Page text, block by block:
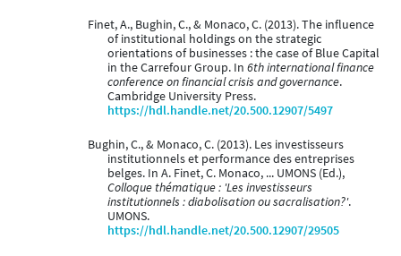
Finet, A., Bughin, C., & Monaco, C. (2013). The influence
of institutional holdings on the strategic
orientations of businesses : the case of Blue Capital
in the Carrefour Group. In 6th international finance
conference on financial crisis and governance.
Cambridge University Press.
https://hdl.handle.net/20.500.12907/5497
Bughin, C., & Monaco, C. (2013). Les investisseurs
institutionnels et performance des entreprises
belges. In A. Finet, C. Monaco, ... UMONS (Ed.),
Colloque thématique : 'Les investisseurs
institutionnels : diabolisation ou sacralisation?'.
UMONS.
https://hdl.handle.net/20.500.12907/29505